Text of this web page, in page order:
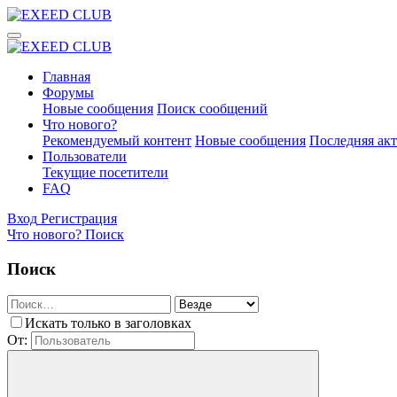
Главная
Форумы
Новые сообщения Поиск сообщений
Что нового?
Рекомендуемый контент Новые сообщения Последняя
Пользователи
Текущие посетители
FAQ
Вход Регистрация
Что нового? Поиск
Поиск
Искать только в заголовках
От: